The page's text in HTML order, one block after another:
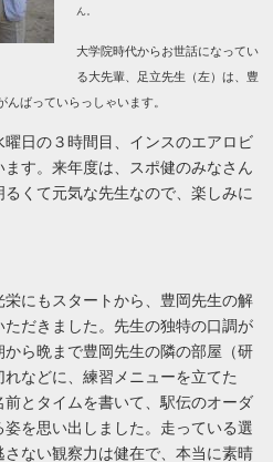
ん。
大学院時代からお世話になってい
る大先輩、足立先生（左）は、豊
ばっていらっしゃいます。
日の３時間目、インスのエアロビ
す。 来年度は、スポ健のみなさん
くて元気な先生なので、楽しみに
にもスタートから、豊岡先生の解
だきました。先生の独特の口調が
ら晩まで豊岡先生の隣の部屋（研
などに、練習メニューを立てた
とタイムを書いて、駅伝のオーダ
を思い出しました。走っている選
ない観察力は健在で、本当に素晴